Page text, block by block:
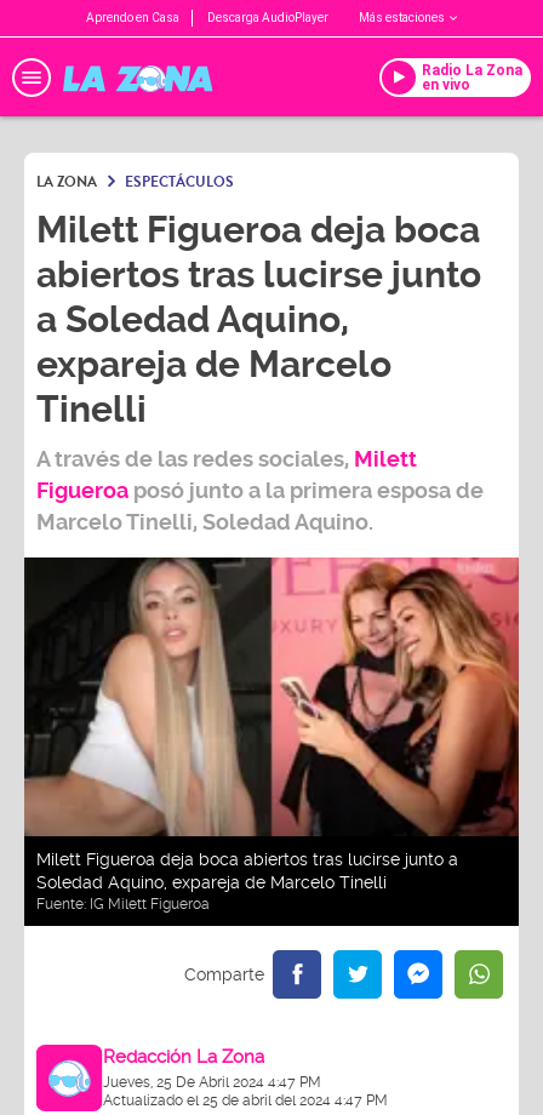
Aprendo en Casa Descarga AudioPlayer Más estaciones
Radio La Zona
en vivo
LA ZONA ESPECTÁCULOS
Milett Figueroa deja boca
abiertos tras lucirse junto
a Soledad Aquino,
expareja de Marcelo
Tinelli
A través de las redes sociales, Milett
Figueroa posó junto a la primera esposa de
Marcelo Tinelli, Soledad Aquino.
Milett Figueroa deja boca abiertos tras lucirse junto a
Soledad Aquino, expareja de Marcelo Tinelli
Fuente: IG Milett Figueroa
Redacción La Zona
Jueves, 25 De Abril 2024 4:47 PM
Actualizado el 25 de abril del 2024 4:47 PM